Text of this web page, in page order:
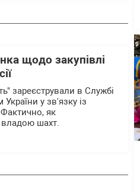
щодо закупівлі
зареєстрували в Службі
у зв'язку із
Фактично, як
владою шахт.